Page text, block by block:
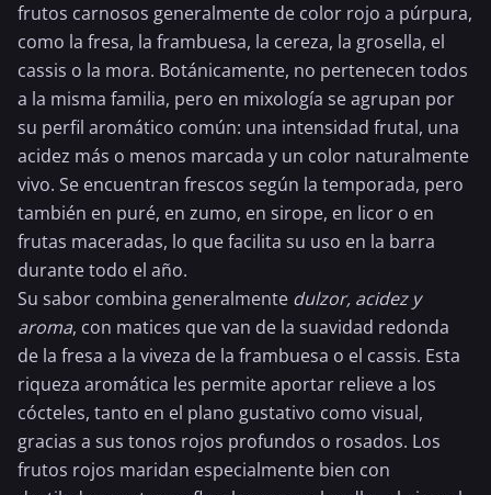
frutos carnosos generalmente de color rojo a púrpura,
como la fresa, la frambuesa, la cereza, la grosella, el
cassis o la mora. Botánicamente, no pertenecen todos
a la misma familia, pero en mixología se agrupan por
su perfil aromático común: una intensidad frutal, una
acidez más o menos marcada y un color naturalmente
vivo. Se encuentran frescos según la temporada, pero
también en puré, en zumo, en sirope, en licor o en
frutas maceradas, lo que facilita su uso en la barra
durante todo el año.
Su sabor combina generalmente dulzor, acidez y
aroma, con matices que van de la suavidad redonda
de la fresa a la viveza de la frambuesa o el cassis. Esta
riqueza aromática les permite aportar relieve a los
cócteles, tanto en el plano gustativo como visual,
gracias a sus tonos rojos profundos o rosados. Los
frutos rojos maridan especialmente bien con